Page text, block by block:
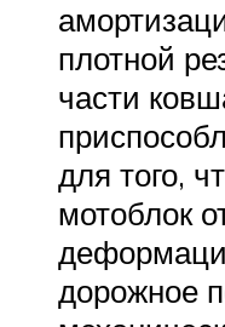
плотной
части
для того,
мотоблок
дорожное